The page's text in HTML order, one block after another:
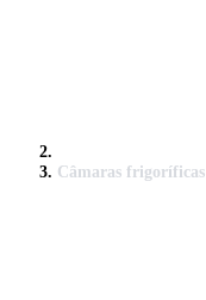
Câmaras frigoríficas